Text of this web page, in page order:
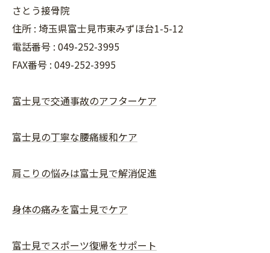
さとう接骨院
住所 : 埼玉県富士見市東みずほ台1-5-12
電話番号 : 049-252-3995
FAX番号 : 049-252-3995
富士見で交通事故のアフターケア
富士見の丁寧な腰痛緩和ケア
肩こりの悩みは富士見で解消促進
身体の痛みを富士見でケア
富士見でスポーツ復帰をサポート